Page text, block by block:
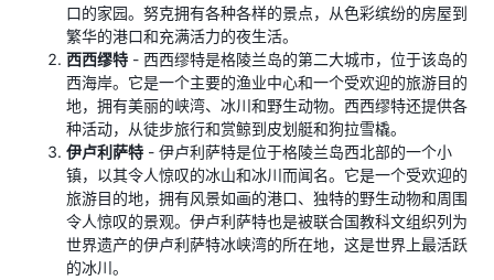
口的家园。努克拥有各种各样的景点，从色彩缤纷的房屋到
繁华的港口和充满活力的夜生活。
西西缪特 - 西西缪特是格陵兰岛的第二大城市，位于该岛的
西海岸。它是一个主要的渔业中心和一个受欢迎的旅游目的
地，拥有美丽的峡湾、冰川和野生动物。西西缪特还提供各
种活动，从徒步旅行和赏鲸到皮划艇和狗拉雪橇。
伊卢利萨特 - 伊卢利萨特是位于格陵兰岛西北部的一个小
镇，以其令人惊叹的冰山和冰川而闻名。它是一个受欢迎的
旅游目的地，拥有风景如画的港口、独特的野生动物和周围
令人惊叹的景观。伊卢利萨特也是被联合国教科文组织列为
世界遗产的伊卢利萨特冰峡湾的所在地，这是世界上最活跃
的冰川。